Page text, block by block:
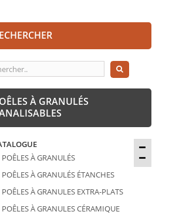
Poêle à granulés extra-
plat option canalisable -
BRONPI Olivia 11 kW
plat option
BRONPI Adry
À GRANULÉS
POÊLES À GRANULÉS
POÊLES À GRANULÉS ÉTANCHES
POÊLES À GRANULES EXTRA-PLATS
POÊLES À GRANULES CÉRAMIQUE